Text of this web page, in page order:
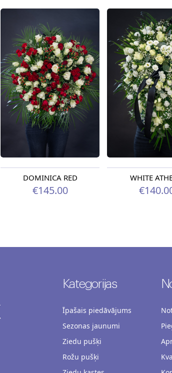
DOMINICA RED
€145.00
WHITE
Kategorijas
Īpašais piedāvājums
Sezonas jaunumi
Ziedu pušķi
Rožu pušķi